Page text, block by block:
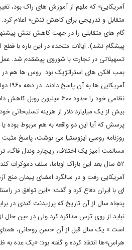
آمریکایی» که ملهم از آموزش های راک بود،
متقابل و تدریجی برای کاهش تنش» اعلام
گام های متقابلی را در جهت کاهش تنش پیشنهاد
پیشگام نشد). ایالات متحده در این باره با
تسهیلاتی در تجارت با شوروی پیشقدم شد.
بمب افکن های استراتژیک بود. روس ها هم
نظامی خود را حدود ۶۰۰ میلیون
بیش از یک میلیارد دلار از هزینه تسلیحاتی
پرسش که آیا این دو واقعه به هم مربوط بوده
روزنامه روسی ایزوستیا می نوشت، پاسخ
مسالمت آمیز یک اختلاف، ریچارد وندل فاگ،
۵۲ سال بعد این باراک اوباما، سلف دموکرات
آمریکایی رفت و در سالگرد امضای پیمان منع
ای با ایران دفاع کرد و گفت: «این توافق در
پنجاه سال از آن تاریخ که پرزیدنت کندی در
نباید از روی ترس مذاکره کرد ولی در عین حال
است.» یک سال قبل از آن حسن روحانی، همتای
هراس»ها انتقاد کرده و گفته بود: «یک عده به